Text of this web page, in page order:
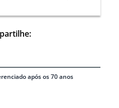
após os 70 anos